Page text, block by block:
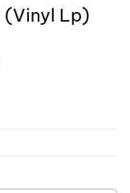
(Vinyl Lp)